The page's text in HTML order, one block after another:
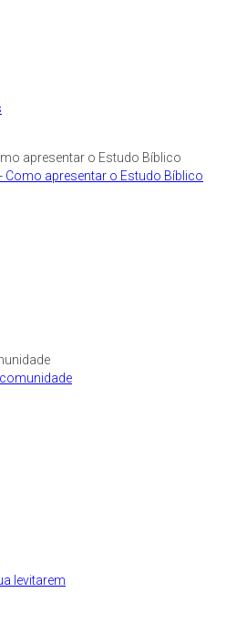
apresentar o Estudo Bíblico
levitarem